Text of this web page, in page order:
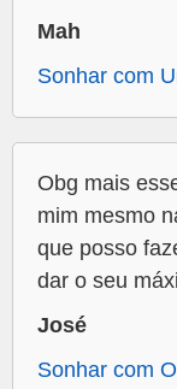
Mah
Sonhar com
Obg mais
mim mesmo
que posso
dar o seu
José
Sonhar com